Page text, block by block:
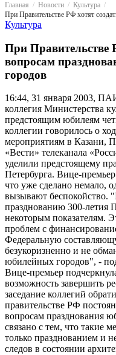
Главная Новости
Культура
Культура
При Правительстве
вопросам
городов
16:44, 31 января 2003,
коллегия Министерства
предстоящим юбилеям
коллегии говорилось о
мероприятиям в Казани,
«Вести» телеканала
уделили предстоящему
Петербурга. Вице-
что уже сделано немало,
вызывают беспокойство.
празднованию 300-летия
некоторым показателям.
проблем с
Федеральную
безукоризненно и не
юбилейных городов", -
Вице-премьер
возможность завершить
заседание коллегий
правительстве РФ
вопросам празднования
связано с тем, что такие
только празднованием и
следов в состоянии